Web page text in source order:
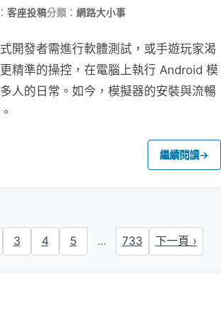
客座投稿分類： 網路大小事
開發者需進行軟體測試，或手遊玩家渴
精準的操控，在電腦上執行 Android 模
人的日常。如今，模擬器的安裝與流暢
繼續閱讀→
3 4 5 ... 733 下一頁 ›